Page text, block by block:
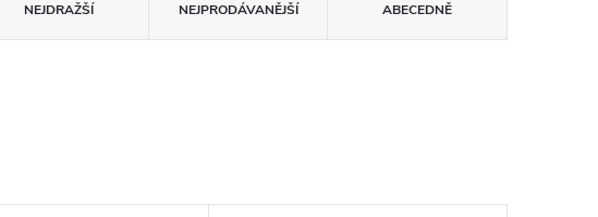
NEJDRAŽŠÍ NEJPRODÁVANĚJŠÍ ABECEDNĚ